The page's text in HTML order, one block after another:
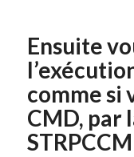
Ensuite
comme si
CMD, par